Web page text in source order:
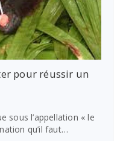
pour réussir un
sous l’appellation « le
qu’il faut…